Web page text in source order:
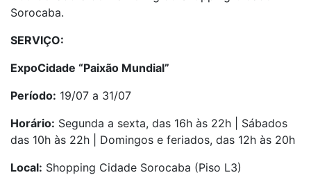
Sorocaba.
SERVIÇO:
ExpoCidade “Paixão Mundial”
Período: 19/07 a 31/07
Horário: Segunda a sexta, das 16h às 22h | Sábados
das 10h às 22h | Domingos e feriados, das 12h às 20h
Local: Shopping Cidade Sorocaba (Piso L3)